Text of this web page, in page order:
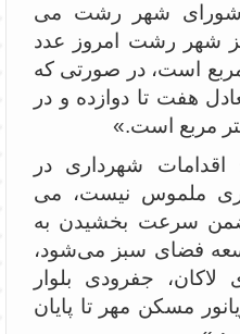
شورای شهر رشت می
شهر رشت امروز عدد
است، در صورتی که
هفت تا دوازده و در
مربع است.»
اقدامات شهرداری در
ملموس نیست، می
ضمن سرعت بخشیدن به
فضای سبز می‌شود،
۵۰۰ هکتاری لاکان، جفرودی بلوار
مسکن مهر تا پایان